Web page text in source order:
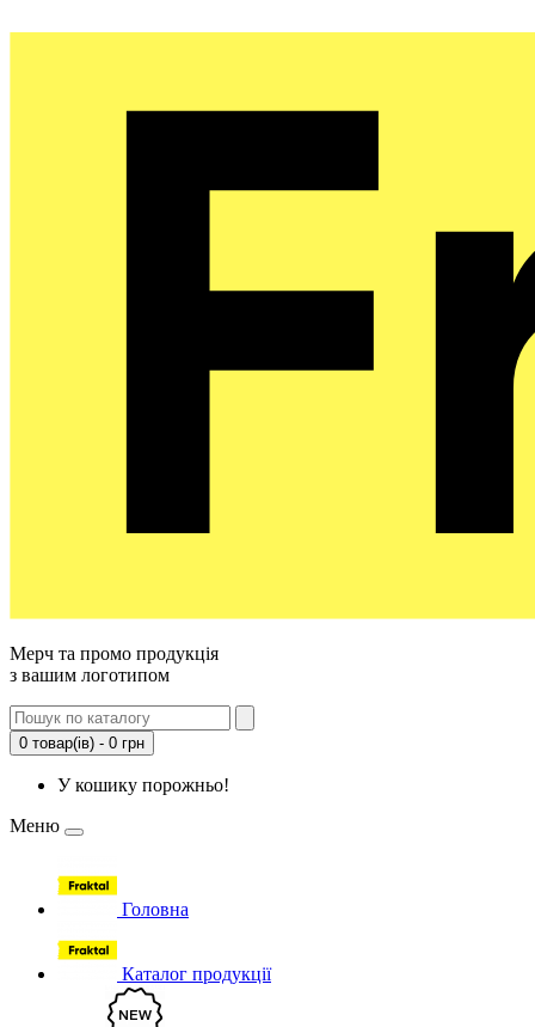
Мерч та промо продукція
з вашим логотипом
0 товар(ів) - 0 грн
У кошику порожньо!
Меню
Головна
Каталог продукції